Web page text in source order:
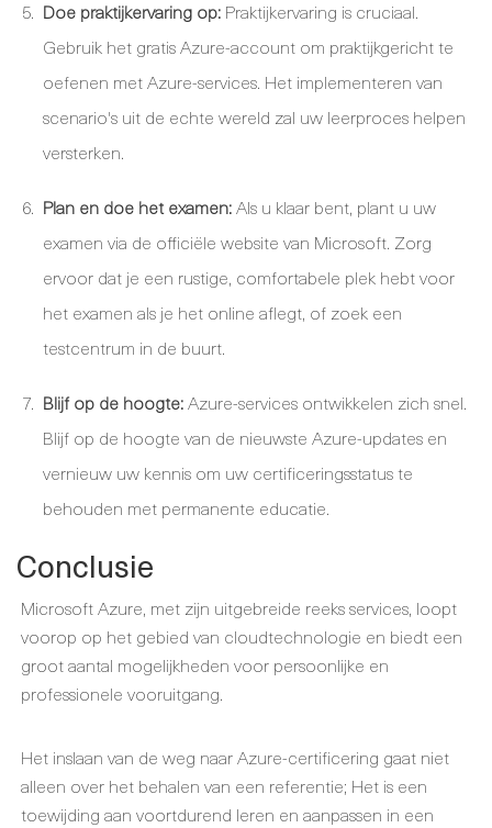
Doe praktijkervaring op: Praktijkervaring is cruciaal.
Gebruik het gratis Azure-account om praktijkgericht te
oefenen met Azure-services. Het implementeren van
scenario's uit de echte wereld zal uw leerproces helpen
versterken.
Plan en doe het examen:Als u klaar bent, plant u uw
examen via de officiële website van Microsoft. Zorg
ervoor dat je een rustige, comfortabele plek hebt voor
het examen als je het online aflegt, of zoek een
testcentrum in de buurt.
Blijf op de hoogte:Azure-services ontwikkelen zich snel.
Blijf op de hoogte van de nieuwste Azure-updates en
vernieuw uw kennis om uw certificeringsstatus te
behouden met permanente educatie.
Conclusie
Microsoft Azure, met zijn uitgebreide reeks services, loopt
voorop op het gebied van cloudtechnologie en biedt een
groot aantal mogelijkheden voor persoonlijke en
professionele vooruitgang.
Het inslaan van de weg naar Azure-certificering gaat niet
alleen over het behalen van een referentie; Het is een
toewijding aan voortdurend leren en aanpassen in een